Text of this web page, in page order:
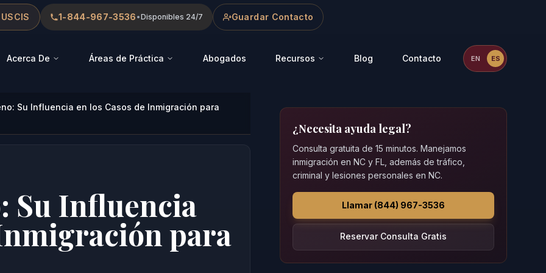
1-844-967-3536 •Disponibles 24/7 Guardar Contacto
Acerca De Áreas de Práctica Abogados Recursos Blog Contacto ES
EN
Su Influencia en los Casos de Inmigración para
Su Influencia
para
¿Necesita ayuda legal?
Consulta gratuita de 15 minutos. Manejamos
inmigración en NC y FL, además de tráfico,
criminal y lesiones personales en NC.
Llamar (844) 967-3536
Reservar Consulta Gratis